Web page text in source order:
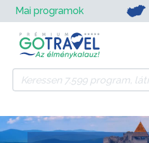
Mai programok